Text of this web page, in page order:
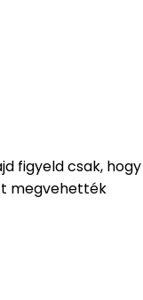
figyeld csak, hogy
megvehették